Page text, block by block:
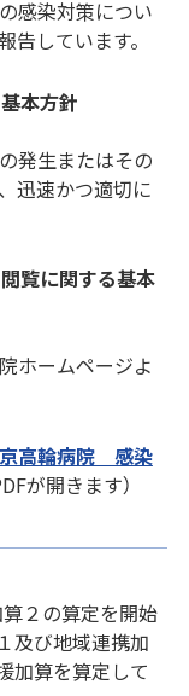
感染対策につい
しています。
本方針
発生またはその
迅速かつ適切に
覧に関する基本
ホームページよ
京高輪病院 感染
が開きます）
２の算定を開始
及び地域連携加
加算を算定して